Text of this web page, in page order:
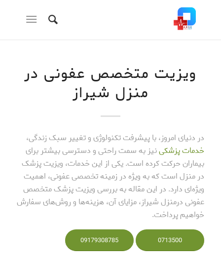
ویزیت متخصص عفونی در
منزل شیراز
در دنیای امروز، با پیشرفت تکنولوژی و تغییر سبک زندگی،
خدمات پزشکینیز به سمت راحتی و دسترسی بیشتر برای
بیماران حرکت کرده است. یکی از این خدمات، ویزیت پزشک
در منزل است که به ویژه در زمینه تخصصی عفونی، اهمیت
ویژه‌ای دارد. در این مقاله به بررسی ویزیت پزشک متخصص
عفونی درمنزل شیراز، مزایای آن، هزینه‌ها و روش‌های سفارش
خواهیم پرداخت.
0713500
09179308785